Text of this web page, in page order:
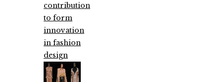
contribution
to form
innovation
in fashion
design